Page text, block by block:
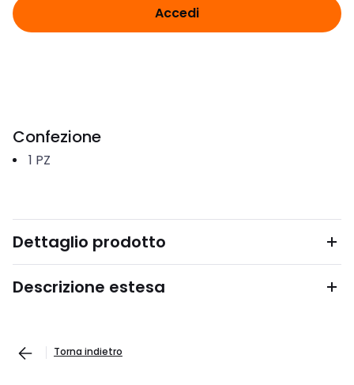
Accedi
Confezione
1 PZ
Dettaglio prodotto
Descrizione estesa
Torna indietro